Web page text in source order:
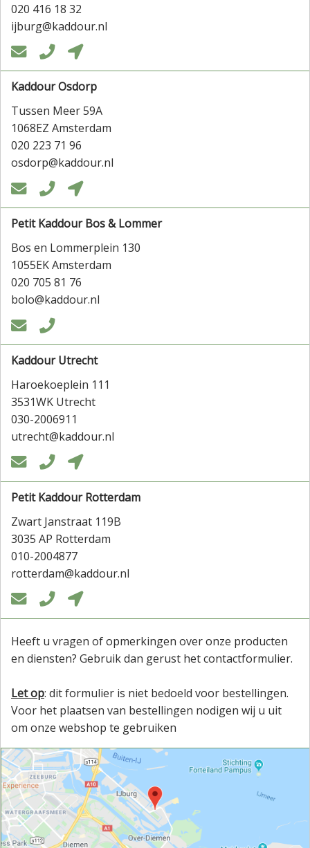
020 416 18 32
ijburg@kaddour.nl
  
Kaddour Osdorp
Tussen Meer 59A
1068EZ Amsterdam
020 223 71 96
osdorp@kaddour.nl
  
Petit Kaddour Bos & Lommer
Bos en Lommerplein 130
1055EK Amsterdam
020 705 81 76
bolo@kaddour.nl
 
Kaddour Utrecht
Haroekoeplein 111
3531WK Utrecht
030-2006911
utrecht@kaddour.nl
  
Petit Kaddour Rotterdam
Zwart Janstraat 119B
3035 AP Rotterdam
010-2004877
rotterdam@kaddour.nl
  
Heeft u vragen of opmerkingen over onze producten
en diensten? Gebruik dan gerust het contactformulier.
Let op: dit formulier is niet bedoeld voor bestellingen.
Voor het plaatsen van bestellingen nodigen wij u uit
om onze webshop te gebruiken